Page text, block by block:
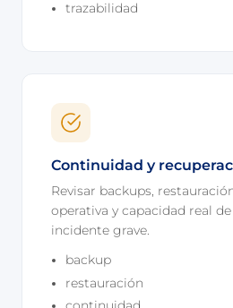
trazabilidad
Continuidad y
Revisar backups,
operativa y capacidad real
incidente grave.
backup
restauración